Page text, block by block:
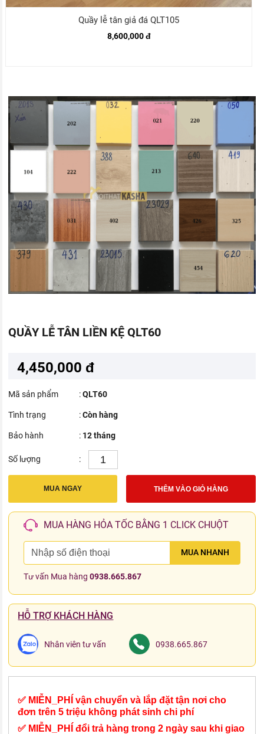
Quầy lễ tân giả đá QLT105
8,600,000 đ
QUẦY LỄ TÂN LIỀN KỆ QLT60
4,450,000 đ
Mã sản phẩm :QLT60
Tình trạng :Còn hàng
Bảo hành : 12 tháng
Số lượng :
MUA NGAY THÊM VÀO GIỎ HÀNG
MUA HÀNG HỎA TỐC BẰNG 1 CLICK CHUỘT
MUA NHANH
Tư vấn Mua hàng0938.665.867
HỖ TRỢ KHÁCH HÀNG
Nhân viên tư vấn 0938.665.867
✅ MIỄN_PHÍ vận chuyển và lắp đặt tận nơi cho
đơn trên 5 triệu không phát sinh chi phí
✅ MIỄN_PHÍ đổi trả hàng trong 2 ngày sau khi giao